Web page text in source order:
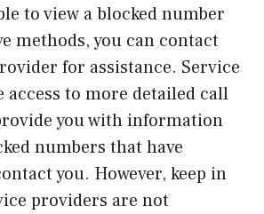
to view a blocked number
methods, you can contact
for assistance. Service
access to more detailed call
you with information
numbers that have
you. However, keep in
providers are not